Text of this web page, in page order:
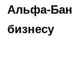
Альфа-
бизнесу